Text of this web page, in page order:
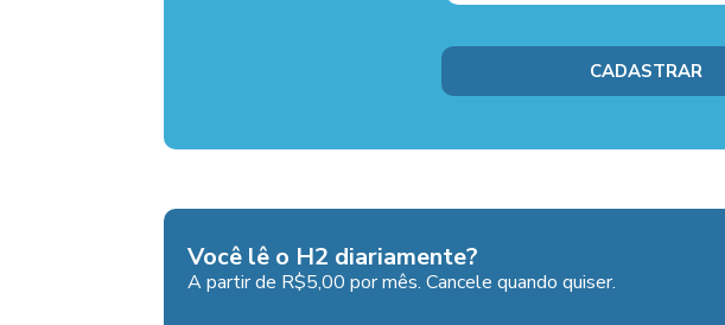
Você lê o H2 diariamente?
A partir de R$5,00 por mês. Cancele quando quiser.